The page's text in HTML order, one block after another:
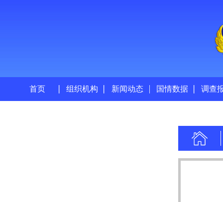
首页 组织机构 新闻动态 国情数据 调查